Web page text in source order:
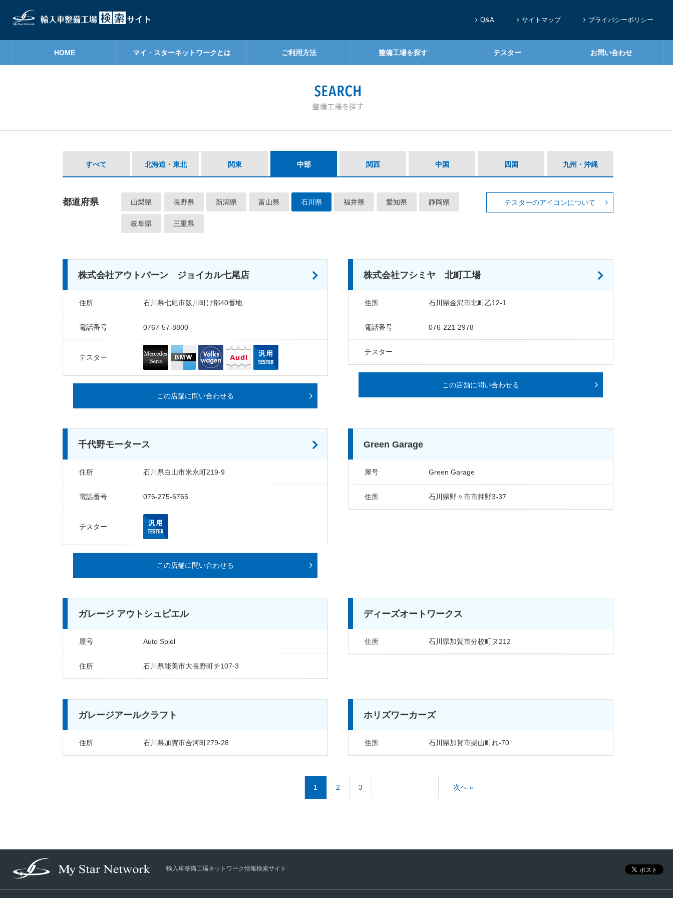
HOME マイ・スターネットワークとは ご利用方法 整備工場を探す テスター お問い合わせ
Q&A サイトマップ プライバシーポリシー
すべて 北海道・東北 関東 中部 関西 中国 四国 九州・沖縄
都道府県 山梨県 長野県 新潟県 富山県 石川県 福井県 愛知県 静岡県
岐阜県 三重県
テスターのアイコンについて
株式会社アウトバーン ジョイカル七尾店
住所 石川県七尾市飯川町け部40番地
電話番号 0767-57-8800
テスター
この店舗に問い合わせる
株式会社フシミヤ 北町工場
住所 石川県金沢市北町乙12-1
電話番号 076-221-2978
テスター
この店舗に問い合わせる
千代野モータース
住所 石川県白山市米永町219-9
電話番号 076-275-6765
テスター
この店舗に問い合わせる
Green Garage
屋号 Green Garage
住所 石川県野々市市押野3-37
ガレージ アウトシュピエル
屋号 Auto Spiel
住所 石川県能美市大長野町チ107-3
ディーズオートワークス
住所 石川県加賀市分校町ヌ212
ガレージアールクラフト
住所 石川県加賀市合河町279-28
ホリズワーカーズ
住所 石川県加賀市柴山町れ-70
1 2 3 次へ »
輸入車整備工場ネットワーク情報検索サイト